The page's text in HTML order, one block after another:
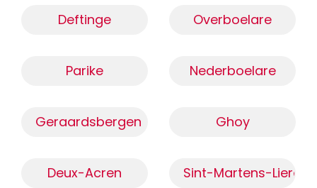
Deftinge Overboelare
Parike Nederboelare
Geraardsbergen Ghoy
Deux-Acren Sint-Martens-Lierde